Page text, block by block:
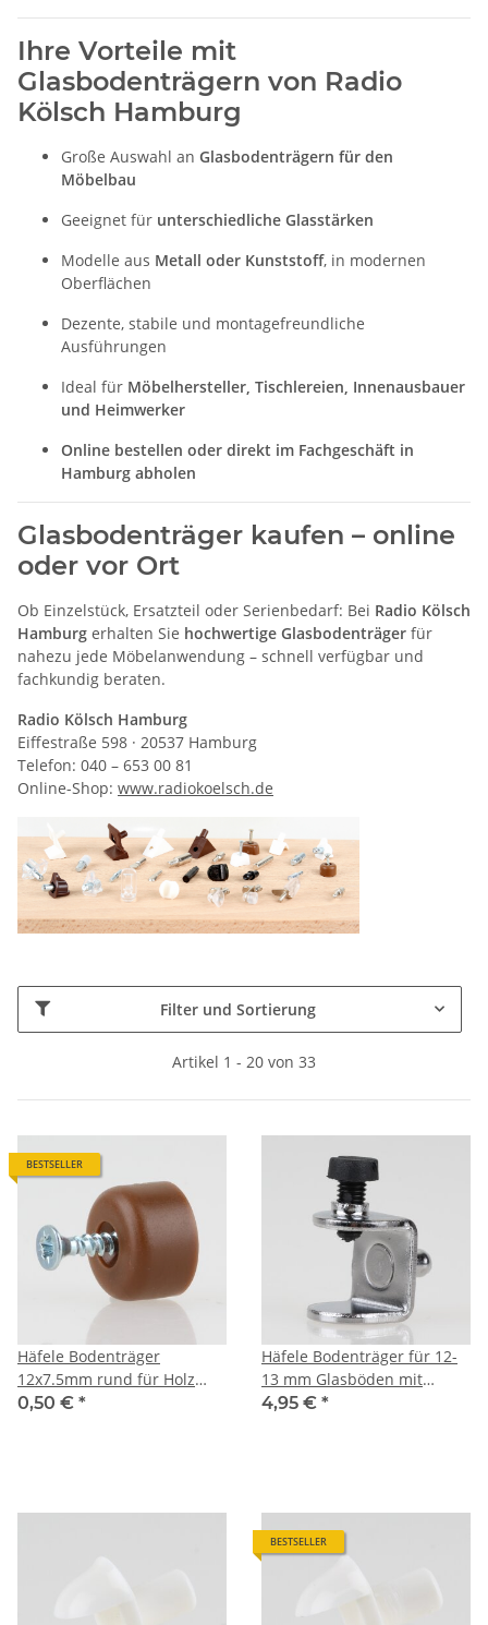
Ihre Vorteile mit
Glasbodenträgern von Radio
Kölsch Hamburg
Große Auswahl an Glasbodenträgern für den
Möbelbau
Geeignet für unterschiedliche Glasstärken
Modelle aus Metall oder Kunststoff, in modernen
Oberflächen
Dezente, stabile und montagefreundliche
Ausführungen
Ideal für Möbelhersteller, Tischlereien, Innenausbauer
und Heimwerker
Online bestellen oder direkt im Fachgeschäft in
Hamburg abholen
Glasbodenträger kaufen – online
oder vor Ort
Ob Einzelstück, Ersatzteil oder Serienbedarf: Bei Radio Kölsch
Hamburg erhalten Sie hochwertige Glasbodenträger für
nahezu jede Möbelanwendung – schnell verfügbar und
fachkundig beraten.
Radio Kölsch Hamburg
Eiffestraße 598 · 20537 Hamburg
Telefon: 040 – 653 00 81
Online-Shop: www.radiokoelsch.de
Filter und Sortierung
Artikel 1 - 20 von 33
BESTSELLER
Häfele Bodenträger
12x7.5mm rund für Holz
oder Glas Kunststoff braun
0,50 € *
Häfele Bodenträger für 12-
13 mm Glasböden mit
Sicherungsschraube
4,95 € *
BESTSELLER